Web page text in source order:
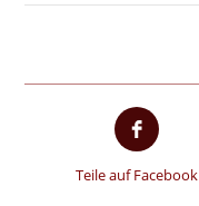
Teile auf Facebook